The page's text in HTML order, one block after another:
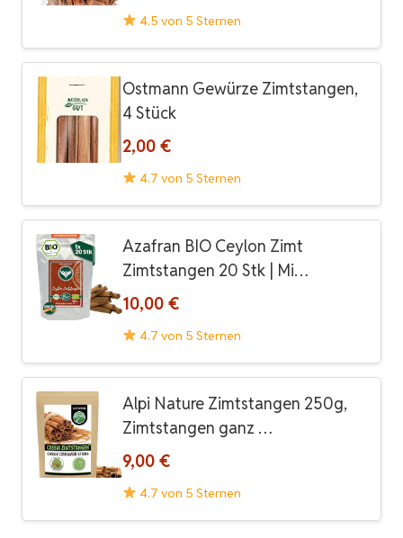
4.5 von 5 Sternen
Ostmann Gewürze Zimtstangen,
4 Stück
2,00 €
4.7 von 5 Sternen
Azafran BIO Ceylon Zimt
Zimtstangen 20 Stk | Mi…
10,00 €
4.7 von 5 Sternen
Alpi Nature Zimtstangen 250g,
Zimtstangen ganz …
9,00 €
4.7 von 5 Sternen